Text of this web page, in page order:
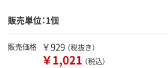
販売単位：1個
販売価格 ￥929 （税抜き）
￥1,021 （税込）